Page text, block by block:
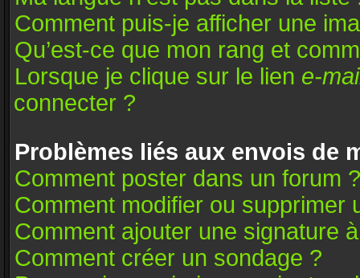
Comment puis-je afficher une
Qu’est-ce que mon rang et
Lorsque je clique sur le lien e-
connecter ?
Problèmes liés aux envois de
Comment poster dans un forum ?
Comment modifier ou supprimer
Comment ajouter une signature
Comment créer un sondage ?